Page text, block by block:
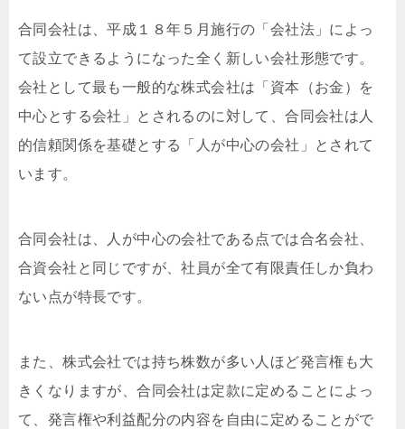
合同会社は、平成１８年５月施行の「会社法」によっ
て設立できるようになった全く新しい会社形態です。
会社として最も一般的な株式会社は「資本（お金）を
中心とする会社」とされるのに対して、合同会社は人
的信頼関係を基礎とする「人が中心の会社」とされて
います。
合同会社は、人が中心の会社である点では合名会社、
合資会社と同じですが、社員が全て有限責任しか負わ
ない点が特長です。
また、株式会社では持ち株数が多い人ほど発言権も大
きくなりますが、合同会社は定款に定めることによっ
て、発言権や利益配分の内容を自由に定めることがで